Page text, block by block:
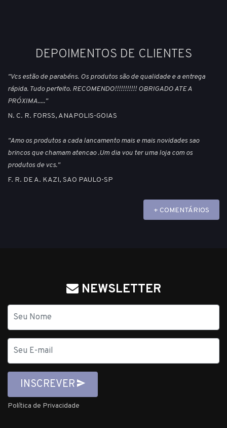
DEPOIMENTOS DE CLIENTES
"Vcs estão de parabéns. Os produtos são de qualidade e a entrega
rápida. Tudo perfeito. RECOMENDO!!!!!!!!!!! OBRIGADO ATE A
PRÓXIMA....."
N. C. R. FORSS, ANAPOLIS-GOIAS
"Amo os produtos a cada lancamento mais e mais novidades sao
brincos que chamam atencao .Um dia vou ter uma loja com os
produtos de vcs."
F. R. DE A. KAZI, SAO PAULO-SP
+ COMENTÁRIOS
NEWSLETTER
mail
INSCREVER
Política de Privacidade